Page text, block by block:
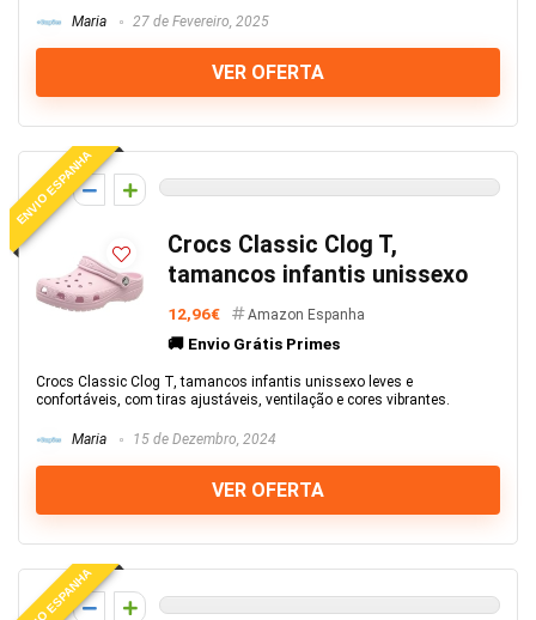
Maria 27 de Fevereiro, 2025
VER OFERTA
ENVIO ESPANHA
0
Crocs Classic Clog T,
tamancos infantis unissexo
12,96€ Amazon Espanha
🚚 Envio Grátis Primes
Crocs Classic Clog T, tamancos infantis unissexo leves e
confortáveis, com tiras ajustáveis, ventilação e cores vibrantes.
Maria 15 de Dezembro, 2024
VER OFERTA
0